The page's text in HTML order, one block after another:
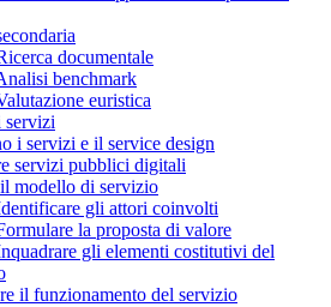
documentale
benchmark
euristica
servizi
i servizi e il service design
servizi pubblici digitali
modello di servizio
gli attori coinvolti
la proposta di valore
gli elementi costitutivi del
il funzionamento del servizio